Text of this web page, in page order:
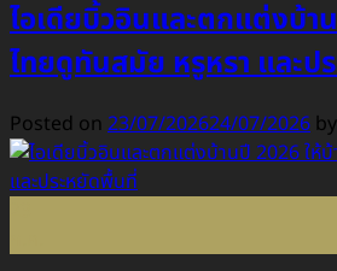
ไอเดียบิ้วอินและตกแต่งบ้า
ไทยดูทันสมัย หรูหรา และป
Posted on 23/07/202624/07/2026 by